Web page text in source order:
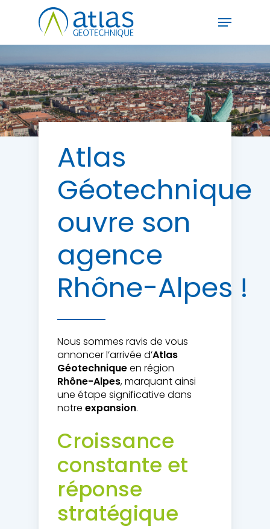
content
Menu
Atlas
Géotechnique
ouvre son
agence
Rhône-Alpes !
Nous sommes ravis de vous
annoncer l’arrivée d’Atlas
Géotechniqueen région
Rhône-Alpes, marquant ainsi
une étape significative dans
notreexpansion.
Croissance
constante et
réponse
stratégique
Menu